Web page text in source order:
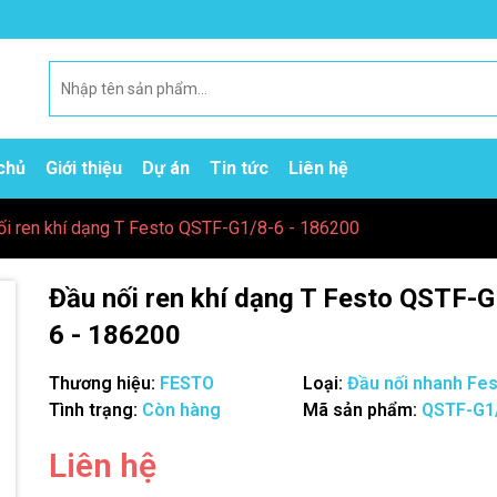
Giới thiệu Dự án Tin tức Liên hệ
ren khí dạng T Festo QSTF-G1/8-6 - 186200
Đầu nối ren khí dạng T Festo QSTF-
6 - 186200
Thương hiệu: FESTO Loại: Đầu nối nhanh
Tình trạng: Còn hàng Mã sản phẩm: QSTF-
Liên hệ